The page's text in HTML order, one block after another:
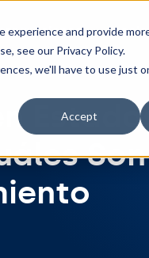
and provide
see our Privacy Policy.
we'll have to use just
Accept
Estados